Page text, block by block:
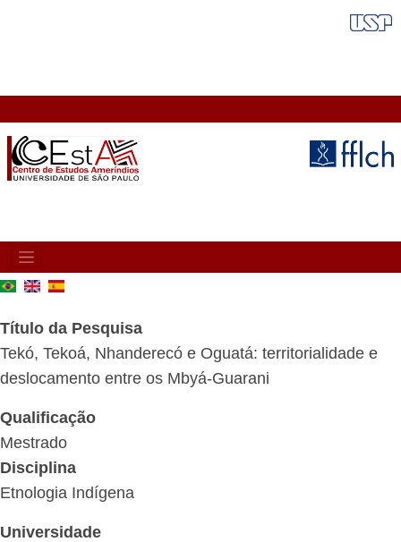
MAIN
NAVIGATION
Título da Pesquisa
Tekó, Tekoá, Nhanderecó e Oguatá: territorialidade e
deslocamento entre os Mbyá-Guarani
Qualificação
Mestrado
Disciplina
Etnologia Indígena
Universidade